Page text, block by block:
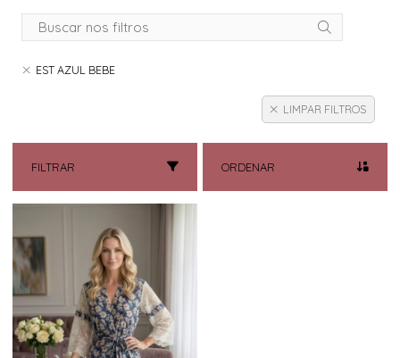
EST AZUL BEBE
LIMPAR FILTROS
FILTRAR ORDENAR